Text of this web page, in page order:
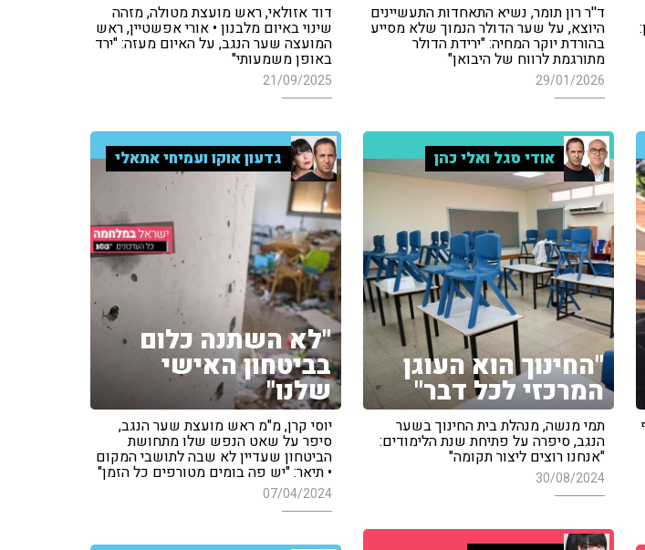
ד''ר רון תומר, נשיא התאחדות התעשיינים
היוצא, על שער הדולר הנמוך שלא מסייע
בהורדת יוקר המחיה: "ירידת הדולר
מתורגמת לרווח של היבואן"
29/01/2026
דוד אזולאי, ראש מועצת מטולה, מזהה
שינוי באיום מלבנון • אורי אפשטיין, ראש
המועצה שער הנגב, על האיום מעזה: "ירד
באופן משמעותי"
21/09/2025
אודי סגל ואלי כהן
"החינוך הוא העוגן
המרכזי לכל דבר"
תמי מנשה, מנהלת בית החינוך בשער
הנגב, סיפרה על פתיחת שנת הלימודים:
"אנחנו רוצים ליצור תקומה"
30/08/2024
גדעון אוקו ועמיחי אתאלי
"לא השתנה כלום
בביטחון האישי
שלנו"
יוסי קרן, מ"מ ראש מועצת שער הנגב,
סיפר על שאט הנפש שלו מתחושת
הביטחון שעדיין לא שבה לתושבי המקום
• תיאר: "יש פה בומים מטורפים כל הזמן"
07/04/2024